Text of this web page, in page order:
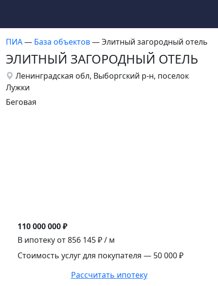
ПИА— База объектов— Элитный загородный отель
ЭЛИТНЫЙ ЗАГОРОДНЫЙ ОТЕЛЬ
Ленинградская обл, Выборгский р-н, поселок
Лужки
Беговая
110 000 000 ₽
В ипотеку от856 145 ₽/ м
Стоимость услуг для покупателя — 50 000 ₽
Рассчитать ипотеку